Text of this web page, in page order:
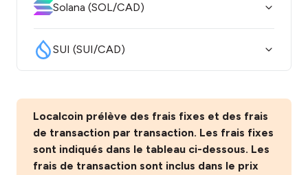
Solana (SOL/CAD)
SUI (SUI/CAD)
Localcoin prélève des frais fixes et des frais
de transaction par transaction. Les frais fixes
sont indiqués dans le tableau ci-dessous. Les
frais de transaction sont inclus dans le prix